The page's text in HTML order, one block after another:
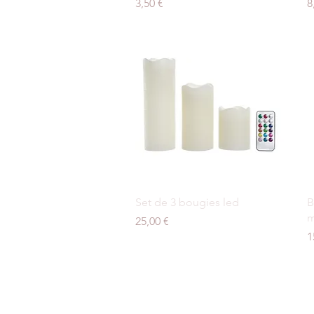
3,50 €
Aperçu rapide
Set de 3 bougies led
Prix
25,00 €